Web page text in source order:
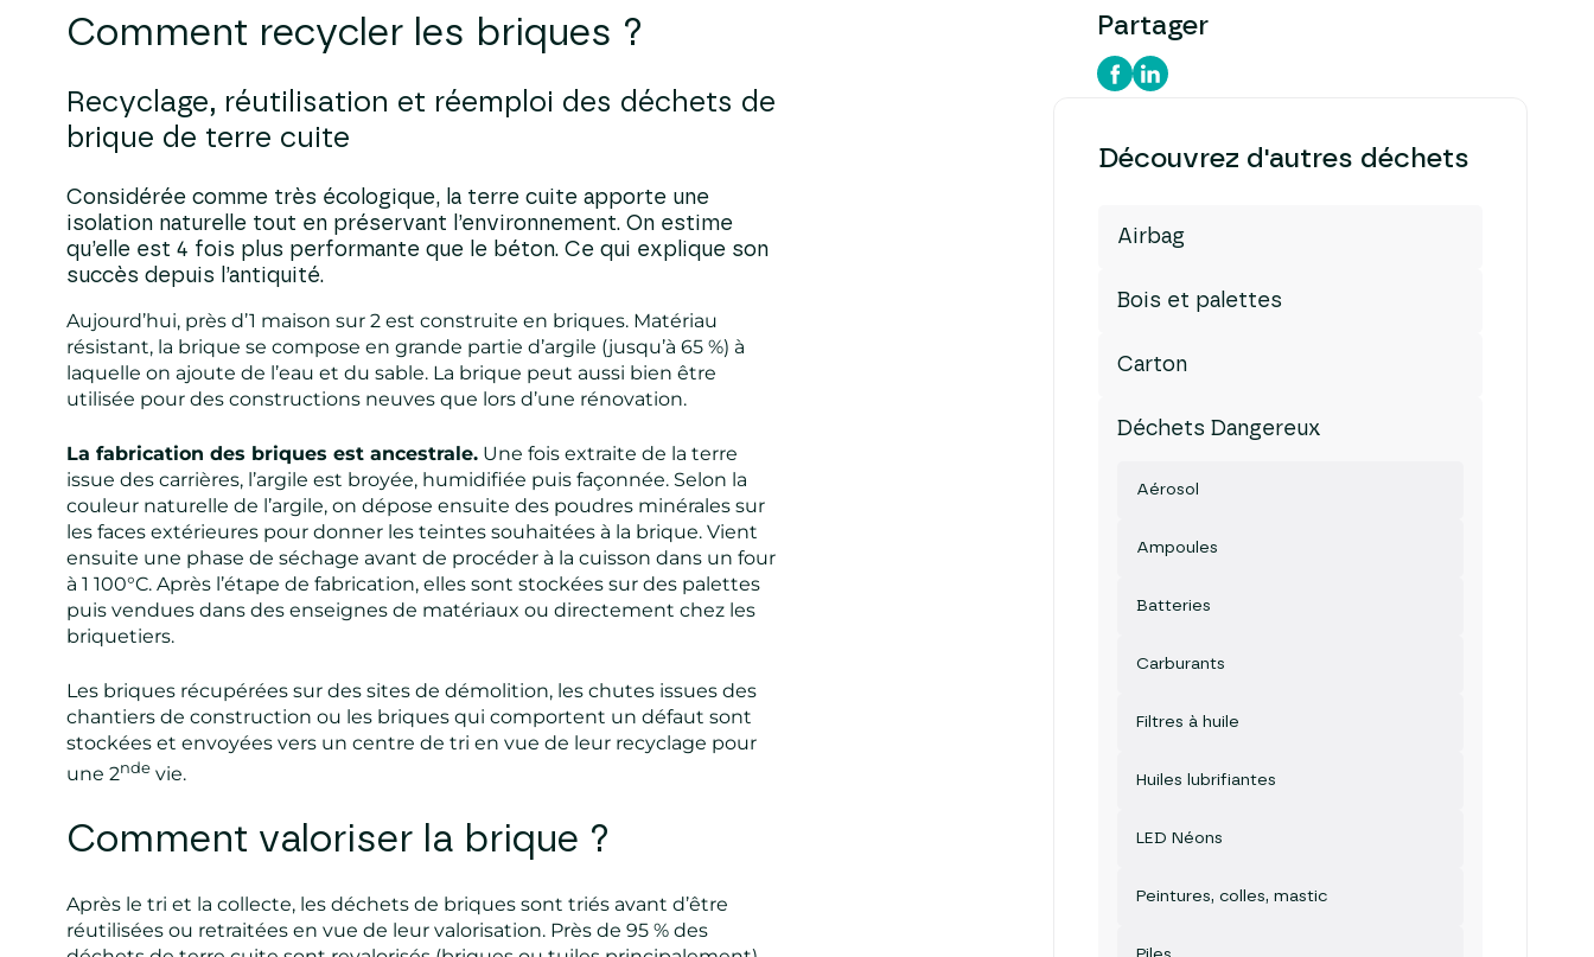
Comment recycler les briques ?
Recyclage, réutilisation et réemploi des déchets de
brique de terre cuite
Considérée comme très écologique, la terre cuite apporte une
isolation naturelle tout en préservant l’environnement. On estime
qu’elle est 4 fois plus performante que le béton. Ce qui explique son
succès depuis l’antiquité.
Aujourd’hui, près d’1 maison sur 2 est construite en briques. Matériau
résistant, la brique se compose en grande partie d’argile (jusqu’à 65 %) à
laquelle on ajoute de l’eau et du sable. La brique peut aussi bien être
utilisée pour des constructions neuves que lors d’une rénovation.
La fabrication des briques est ancestrale. Une fois extraite de la terre
issue des carrières, l’argile est broyée, humidifiée puis façonnée. Selon la
couleur naturelle de l’argile, on dépose ensuite des poudres minérales sur
les faces extérieures pour donner les teintes souhaitées à la brique. Vient
ensuite une phase de séchage avant de procéder à la cuisson dans un four
à 1 100°C. Après l’étape de fabrication, elles sont stockées sur des palettes
puis vendues dans des enseignes de matériaux ou directement chez les
briquetiers.
Les briques récupérées sur des sites de démolition, les chutes issues des
chantiers de construction ou les briques qui comportent un défaut sont
stockées et envoyées vers un centre de tri en vue de leur recyclage pour
une 2nde vie.
Comment valoriser la brique ?
Après le tri et la collecte, les déchets de briques sont triés avant d’être
réutilisées ou retraitées en vue de leur valorisation. Près de 95 % des
Partager
Découvrez d'autres déchets
Airbag
Bois et palettes
Carton
Déchets Dangereux
Aérosol
Ampoules
Batteries
Carburants
Filtres à huile
Huiles lubrifiantes
LED Néons
Peintures, colles, mastic